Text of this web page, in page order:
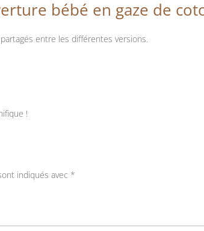
bébé en gaze de
entre les différentes versions.
!
indiqués avec *